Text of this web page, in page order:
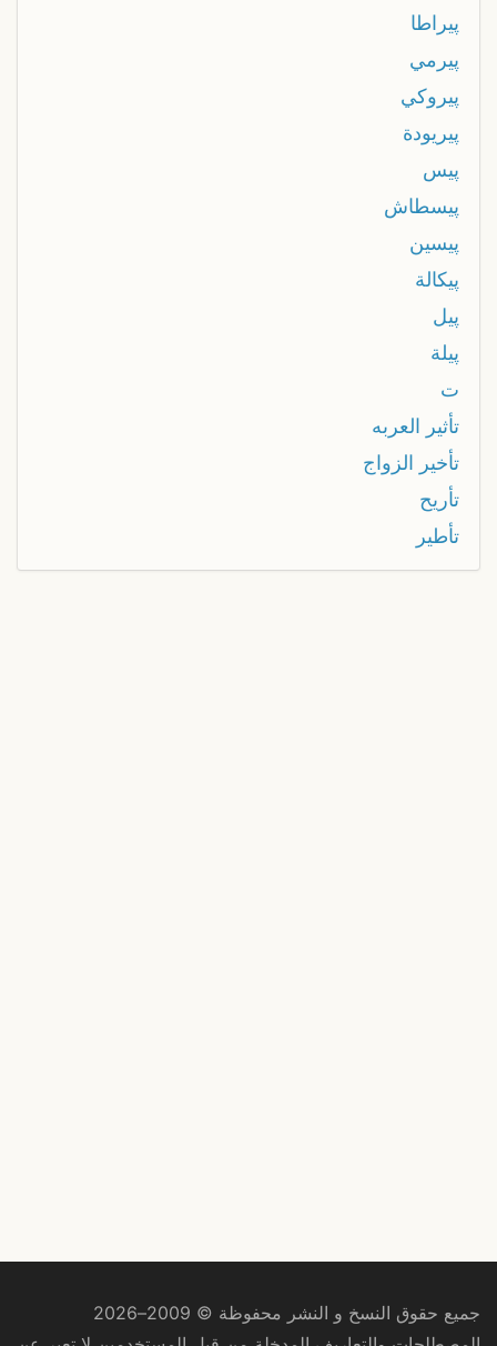
پيراطا
پيرمي
پيروكي
پيريودة
پيس
پيسطاش
پيسين
پيكالة
پيل
پيلة
ت
تأثير العربه
تأخير الزواج
تأريح
تأطير
جميع حقوق النسخ و النشر محفوظة © 2009–2026